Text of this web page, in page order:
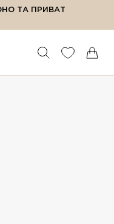
ТА ПРИВАТ